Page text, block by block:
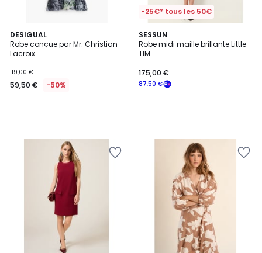
DESIGUAL
Robe conçue par Mr. Christian
Lacroix
119,00 €
59,50 € -50%
-25€* tous les 50€
SESSUN
Robe midi maille brillante Little
TIM
87,50 €
175,00 €